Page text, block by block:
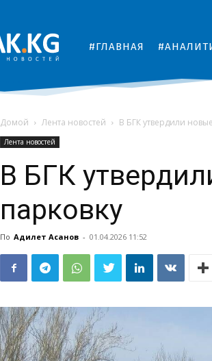
#ГЛАВНАЯ
Домой Лента новостей В БГК утвердили
Лента новостей
В БГК
парковку
По Адилет Асанов - 01.04.2026 11:52